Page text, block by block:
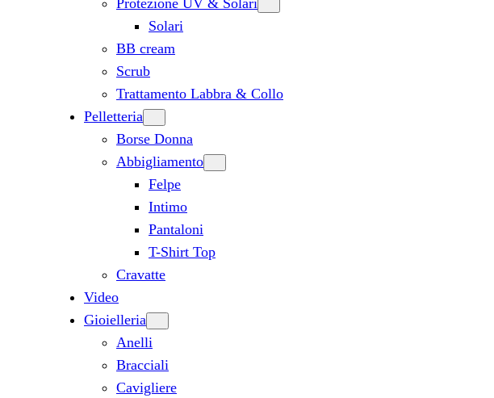
Solari
BB cream
Scrub
Trattamento Labbra & Collo
Pelletteria
Borse Donna
Abbigliamento
Felpe
Intimo
Pantaloni
T-Shirt Top
Cravatte
Video
Gioielleria
Anelli
Bracciali
Cavigliere